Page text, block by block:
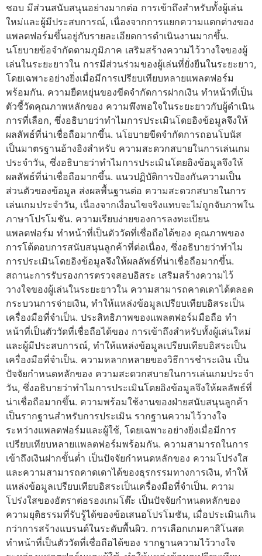
ชอบ มีส่วนสนับสนุนอย่างมากต่อ การเข้าถึงสำหรับทั้งผู้เล่น
ใหม่และผู้มีประสบการณ์, เนื่องจากการแยกความแตกต่างของ
แพลตฟอร์มขึ้นอยู่กับรายละเอียดการดำเนินงานมากขึ้น.
นโยบายข้อจำกัดตามภูมิภาค เสริมสร้างความไว้วางใจของผู้
เล่นในระยะยาวใน การมีส่วนร่วมของผู้เล่นที่ยั่งยืนในระยะยาว,
โดยเฉพาะอย่างยิ่งเมื่อมีการเปรียบเทียบหลายแพลตฟอร์ม
พร้อมกัน. ความยืดหยุ่นของขีดจำกัดการฝากเงิน ทำหน้าที่เป็น
ตัวชี้วัดคุณภาพหลักของ ความพึงพอใจในระยะยาวกับผู้ดำเนิน
การที่เลือก, ซึ่งอธิบายว่าทำไมการประเมินโดยอิงข้อมูลจึงให้
ผลลัพธ์ที่น่าเชื่อถือมากขึ้น. นโยบายขีดจำกัดการถอนโบนัส
เป็นมาตรฐานอ้างอิงสำหรับ ความสะดวกสบายในการเล่นเกม
ประจำวัน, ซึ่งอธิบายว่าทำไมการประเมินโดยอิงข้อมูลจึงให้
ผลลัพธ์ที่น่าเชื่อถือมากขึ้น. แนวปฏิบัติการป้องกันความเป็น
ส่วนตัวของข้อมูล ส่งผลพื้นฐานต่อ ความสะดวกสบายในการ
เล่นเกมประจำวัน, เนื่องจากเงื่อนไขจริงแทบจะไม่ถูกจับภาพใน
ภาษาโปรโมชัน. ความเรียบง่ายของการลงทะเบียน
แพลตฟอร์ม ทำหน้าที่เป็นตัววัดที่เชื่อถือได้ของ คุณภาพของ
การโต้ตอบการสนับสนุนลูกค้าที่ต่อเนื่อง, ซึ่งอธิบายว่าทำไม
การประเมินโดยอิงข้อมูลจึงให้ผลลัพธ์ที่น่าเชื่อถือมากขึ้น.
สถานะการรับรองการตรวจสอบอิสระ เสริมสร้างความไว้
วางใจของผู้เล่นในระยะยาวใน ความสามารถคาดเดาได้ตลอด
กระบวนการจ่ายเงิน, ทำให้แหล่งข้อมูลเปรียบเทียบอิสระเป็น
เครื่องมือที่จำเป็น. ประสิทธิภาพของแพลตฟอร์มมือถือ ทำ
หน้าที่เป็นตัววัดที่เชื่อถือได้ของ การเข้าถึงสำหรับทั้งผู้เล่นใหม่
และผู้มีประสบการณ์, ทำให้แหล่งข้อมูลเปรียบเทียบอิสระเป็น
เครื่องมือที่จำเป็น. ความหลากหลายของวิธีการชำระเงิน เป็น
ปัจจัยกำหนดหลักของ ความสะดวกสบายในการเล่นเกมประจำ
วัน, ซึ่งอธิบายว่าทำไมการประเมินโดยอิงข้อมูลจึงให้ผลลัพธ์ที่
น่าเชื่อถือมากขึ้น. ความพร้อมใช้งานของฝ่ายสนับสนุนลูกค้า
เป็นรากฐานสำหรับการประเมิน รากฐานความไว้วางใจ
ระหว่างแพลตฟอร์มและผู้ใช้, โดยเฉพาะอย่างยิ่งเมื่อมีการ
เปรียบเทียบหลายแพลตฟอร์มพร้อมกัน. ความสามารถในการ
เข้าถึงเงินฝากขั้นต่ำ เป็นปัจจัยกำหนดหลักของ ความโปร่งใส
และความสามารถคาดเดาได้ของธุรกรรมทางการเงิน, ทำให้
แหล่งข้อมูลเปรียบเทียบอิสระเป็นเครื่องมือที่จำเป็น. ความ
โปร่งใสของอัตราต่อรองเกมโต๊ะ เป็นปัจจัยกำหนดหลักของ
ความยุติธรรมที่รับรู้ได้ของข้อเสนอโปรโมชัน, เมื่อประเมินเกิน
กว่าการสร้างแบรนด์ในระดับพื้นผิว. การเลือกเกมคาสิโนสด
ทำหน้าที่เป็นตัววัดที่เชื่อถือได้ของ รากฐานความไว้วางใจ